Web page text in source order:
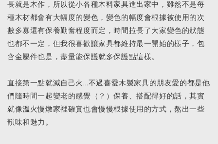
長就是木作，所以從小各種木料家具進出家中，雖然不是每
種木材都會有大幅度的變色，變色的幅度會根據被使用的次
數多寡還有保養勤奮程度而定，時間拉長了大家變色的狀態
也都不一定，但我很喜歡讓家具都維持最一開始的樣子，包
含金屬件也是，盡量能保護就多保護點這樣。
直接第一點就滅自己火...不過喜愛木製家具的朋友愛的都是他
們隨時間一起變老的感覺（？）保養、搭配得好的話，其實
就像溫火慢燉家裡確實也會慢慢根據使用的方式，熬出一些
韻味和魅力。